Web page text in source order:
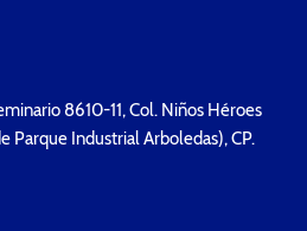
8610-11, Col. Niños Héroes
Parque Industrial Arboledas), CP.